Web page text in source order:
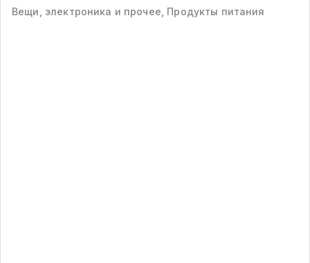
Вещи, электроника и прочее, Продукты питания